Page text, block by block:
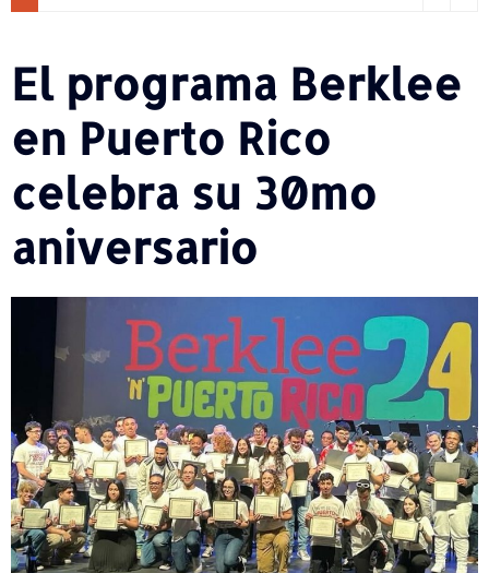
El programa Berklee
en Puerto Rico
celebra su 30mo
aniversario